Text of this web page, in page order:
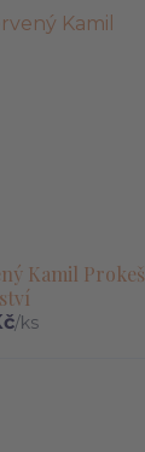
Kamil Prokeš
/ks